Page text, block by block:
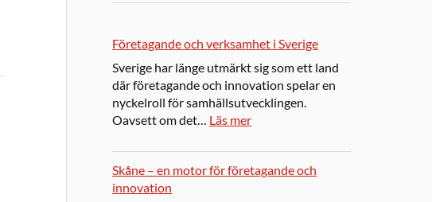
Företagande och verksamhet i Sverige
Sverige har länge utmärkt sig som ett land
där företagande och innovation spelar en
nyckelroll för samhällsutvecklingen.
Oavsett om det… Läs mer
Skåne – en motor för företagande och
innovation